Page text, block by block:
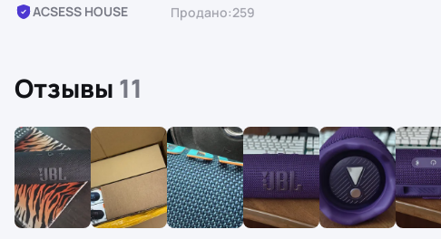
ACSESS HOUSE
Продано:259
Отзывы 11